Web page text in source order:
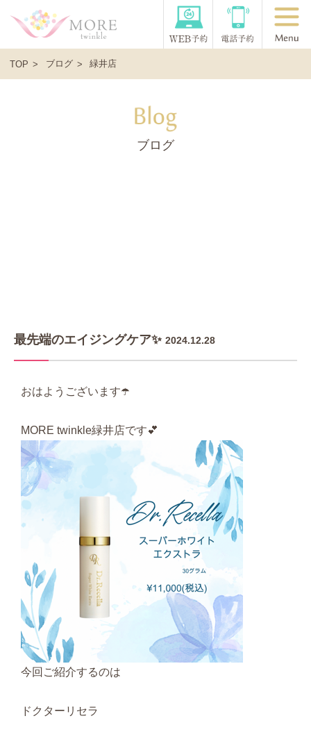
TOP ブログ 緑井店
ブログ
最先端のエイジングケア✨ 2024.12.28
おはようございます☂️
MORE twinkle緑井店です💕
今回ご紹介するのは
ドクターリセラ